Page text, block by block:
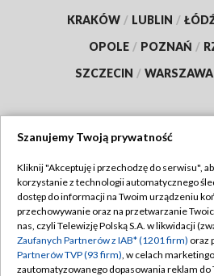
KRAKÓW / LUBLIN /
OPOLE / POZNAŃ /
SZCZECIN / WARSZAWA
TVP
Abonament TVP
Emisja w TVP
Centrum informacji TVP
Regulamin
Polityka
Moje
Szanujemy Twoją prywatność
Kliknij "Akceptuję i przechodzę do serwisu",
korzystanie z technologii automatycznego
dostęp do informacji na Twoim urządzeniu
przechowywanie oraz na przetwarzanie
nas, czyli Telewizję Polską S.A. w likwidacji
Zaufanych Partnerów z IAB* (1201 firm) oraz
Partnerów TVP (93 firm), w celach
zautomatyzowanego dopasowania reklam